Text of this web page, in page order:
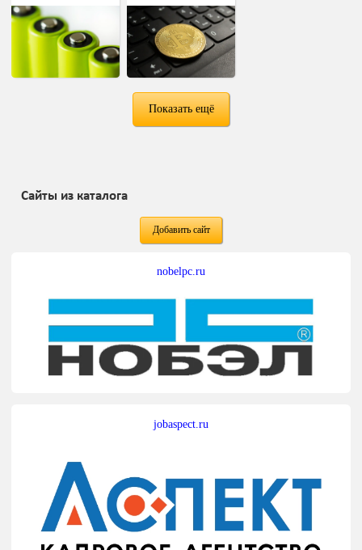
Показать ещё
Сайты из каталога
Добавить сайт
nobelpc.ru
jobaspect.ru